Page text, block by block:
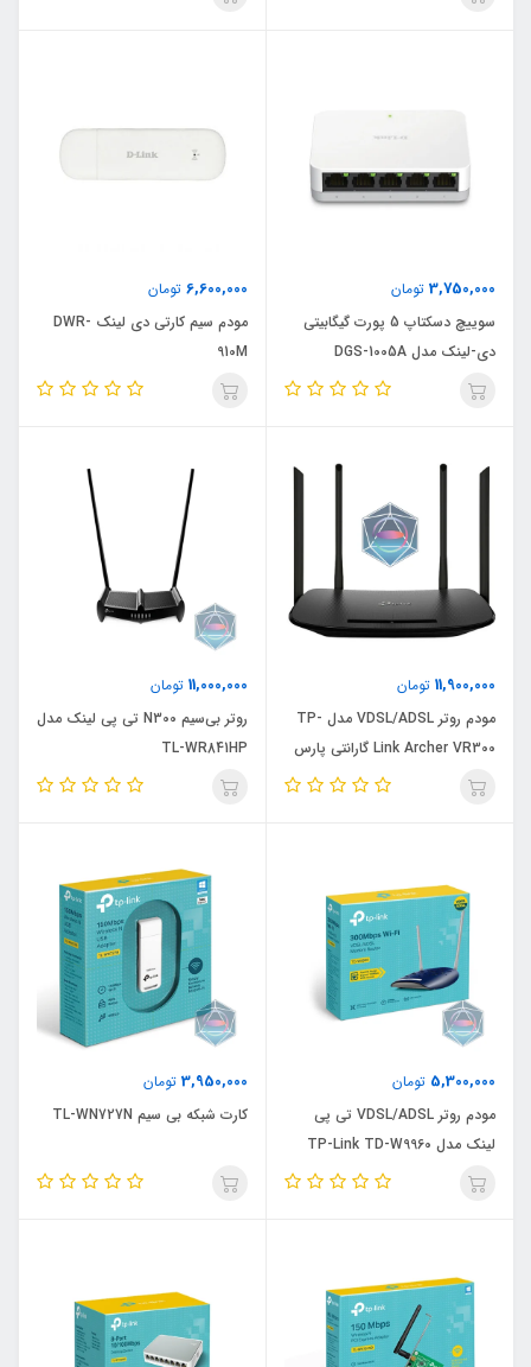
3,750,000 تومان
سوییچ دسکتاپ 5 پورت گیگابیتی
دی-لینک مدل DGS-1005A
6,600,000 تومان
مودم سیم کارتی دی لینک DWR-
910M
11,900,000 تومان
مودم روتر VDSL/ADSL مدل TP-
Link Archer VR300 گارانتی پارس
ارتباط
11,000,000 تومان
روتر بی‌سیم N300 تی پی لینک مدل
TL-WR841HP
5,300,000 تومان
مودم روتر VDSL/ADSL تی پی
لینک مدل TP-Link TD-W9960
3,950,000 تومان
کارت شبکه بی سیم TL-WN727N